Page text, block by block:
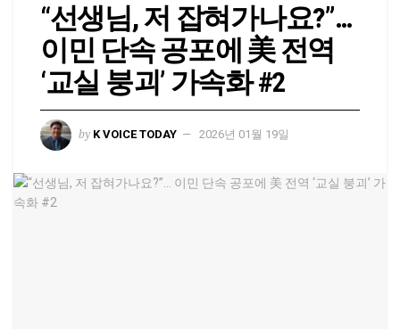
“선생님, 저 잡혀가나요?”…
이민 단속 공포에 美 전역
‘교실 붕괴’ 가속화 #2
by K VOICE TODAY 2026년 01월 19일